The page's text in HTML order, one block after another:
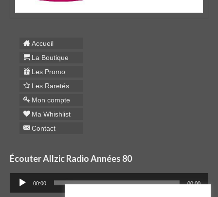
Accueil
La Boutique
Les Promo
Les Raretés
Mon compte
Ma Whishlist
Contact
Écouter Allzic Radio Années 80
Lecteur
audio
00:00 00:00